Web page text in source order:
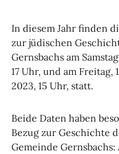
In diesem Jahr finden
zur jüdischen
Gernsbachs am
17 Uhr, und am Freitag,
2023, 15 Uhr, statt.
Beide Daten haben
Bezug zur Geschichte
Gemeinde Gernsbachs: